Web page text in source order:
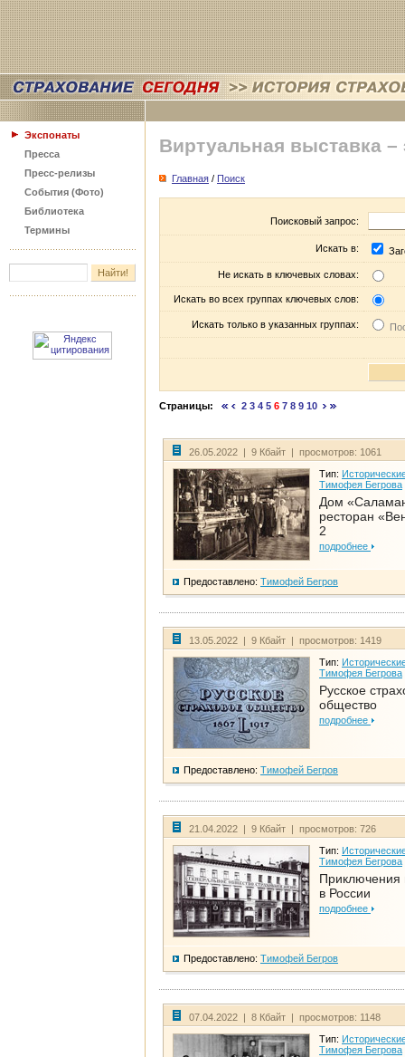
Экспонаты
Пресса
Пресс-релизы
События (Фото)
Библиотека
Термины
Виртуальная выставка –
Главная / Поиск
Поисковый запрос:
Искать в:
Не искать в ключевых словах:
Искать во всех группах ключевых слов:
Искать только в указанных группах:
Страницы: 2 3 4 5 6 7 8 9 10
26.05.2022 | 9 Кбайт | просмотров: 1061
Тип:
Тимофея Бегрова
Дом
ресторан
2
подробнее
Предоставлено: Тимофей Бегров
13.05.2022 | 9 Кбайт | просмотров: 1419
Тип:
Тимофея Бегрова
Русское
общество
подробнее
Предоставлено: Тимофей Бегров
21.04.2022 | 9 Кбайт | просмотров: 726
Тип:
Тимофея Бегрова
Приключения
в России
подробнее
Предоставлено: Тимофей Бегров
07.04.2022 | 8 Кбайт | просмотров: 1148
Тип:
Тимофея Бегрова